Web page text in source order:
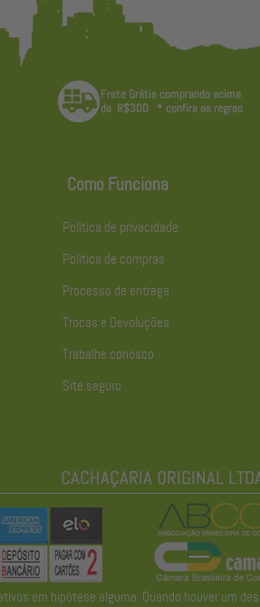
Como Funciona
Política de privacidade
Política de compras
Processo de entrega
Trocas e Devoluções
Trabalhe conosco
Site seguro
em hipótese alguma. Quando houver um